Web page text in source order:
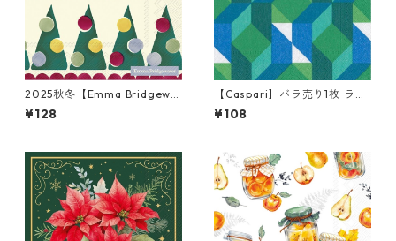
2025秋冬【Emma Bridgewa
ter】バラ売り2枚 ランチサイ
ズ ペーパーナプキン POLKA T
¥128
【Caspari】バラ売り1枚 ラン
チサイズ ペーパーナプキン C
OLOR THEORY ブルー
¥108